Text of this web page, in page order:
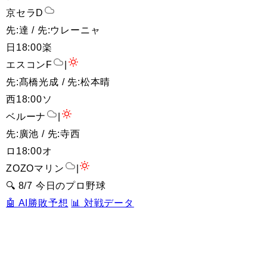
京セラD
先:達 / 先:ウレーニャ
日 18:00楽
エスコンF
先:髙橋光成 / 先:松本晴
西18:00ソ
ベルーナ
先:廣池 / 先:寺西
ロ 18:00オ
ZOZOマリン
🔍 8/7 今日のプロ野球
🤖 AI勝敗予想 📊 対戦データ